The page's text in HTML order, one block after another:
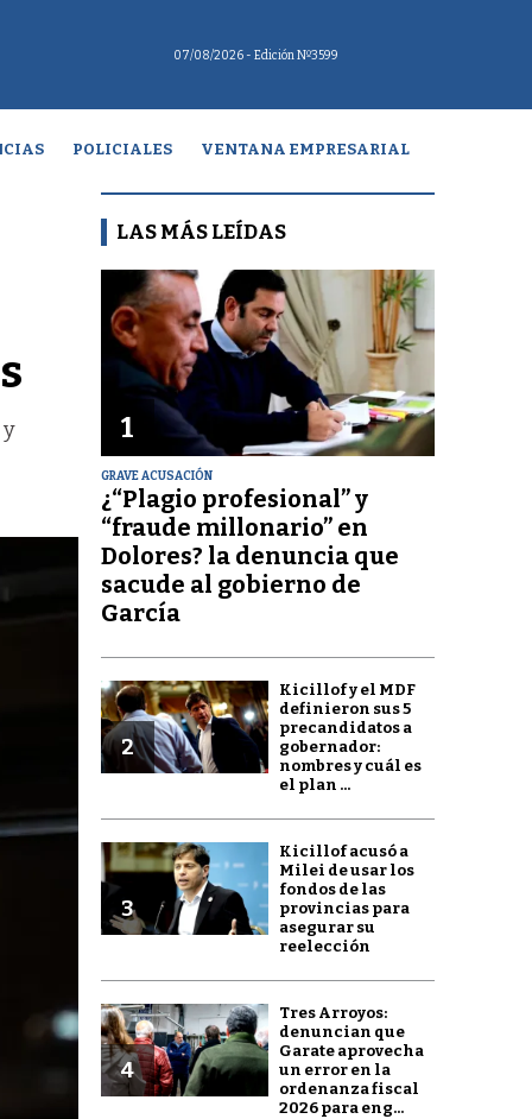
07/08/2026 - Edición Nº3599
POLICIALES VENTANA EMPRESARIAL
LAS MÁS LEÍDAS
1
GRAVE ACUSACIÓN
¿“Plagio profesional” y
“fraude millonario” en
Dolores? la denuncia que
sacude al gobierno de
García
2
Kicillof y el MDF
definieron sus 5
precandidatos a
gobernador:
nombres y cuál es
el plan ...
3
Kicillof acusó a
Milei de usar los
fondos de las
provincias para
asegurar su
reelección
4
Tres Arroyos:
denuncian que
Garate aprovecha
un error en la
ordenanza fiscal
2026 para eng...